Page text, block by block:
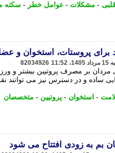
- مشکلات - عوامل خطر - سکته
82034926
مردان بر مصرف پروتیین بیشتر و
ساده و در دسترس نیز می
- استخوان - پروتیین - متخصصان
بم به زودی افتتاح می شود